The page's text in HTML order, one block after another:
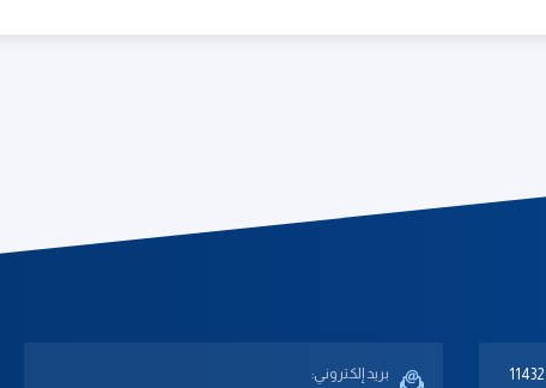
بريد إلكتروني: